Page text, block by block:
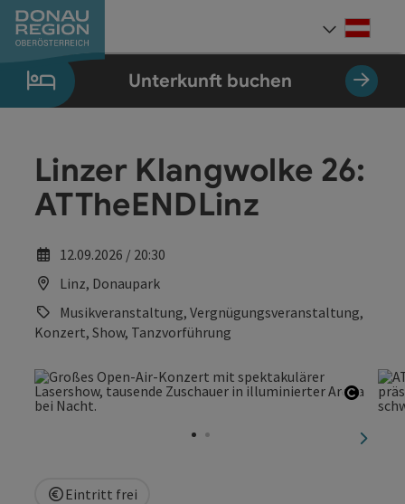
Zum Inhalt
Zur Navigation
Zum Seitenanfang
Zur Kontaktseite
Zum Impressum
Zur Startseite
Unterkunft buchen
Linzer Klangwolke 26:
ATTheENDLinz
12.09.2026 / 20:30
Linz, Donaupark
Musikveranstaltung, Vergnügungsveranstaltung,
Konzert, Show, Tanzvorführung
Eintritt frei